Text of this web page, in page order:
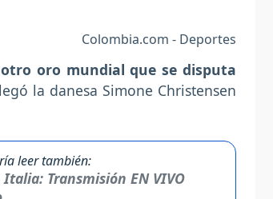
Colombia.com - Deportes
oro mundial que se disputa
la danesa Simone Christensen
leer también:
Italia: Transmisión EN VIVO